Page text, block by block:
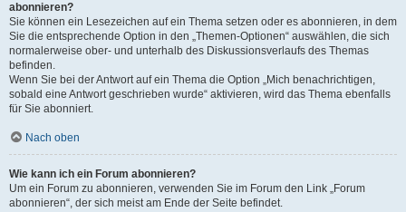
abonnieren?
Sie können ein Lesezeichen auf ein Thema setzen oder es abonnieren, in dem
Sie die entsprechende Option in den „Themen-Optionen“ auswählen, die sich
normalerweise ober- und unterhalb des Diskussionsverlaufs des Themas
befinden.
Wenn Sie bei der Antwort auf ein Thema die Option „Mich benachrichtigen,
sobald eine Antwort geschrieben wurde“ aktivieren, wird das Thema ebenfalls
für Sie abonniert.
Nach oben
Wie kann ich ein Forum abonnieren?
Um ein Forum zu abonnieren, verwenden Sie im Forum den Link „Forum
abonnieren“, der sich meist am Ende der Seite befindet.